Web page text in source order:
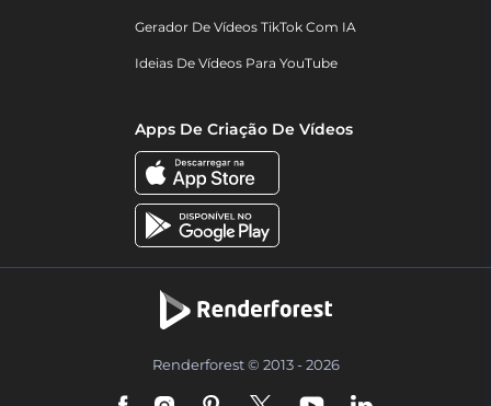
Gerador De Vídeos TikTok Com IA
Ideias De Vídeos Para YouTube
Apps De Criação De Vídeos
Renderforest © 2013 - 2026